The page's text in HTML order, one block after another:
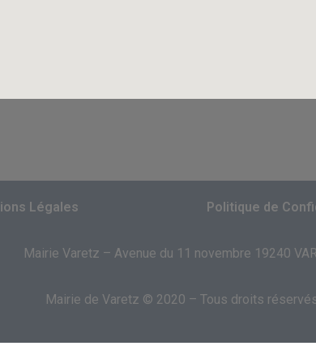
Légales Politique de
Mairie Varetz – Avenue du 11 novembre 19240
Mairie de Varetz © 2020 – Tous droits